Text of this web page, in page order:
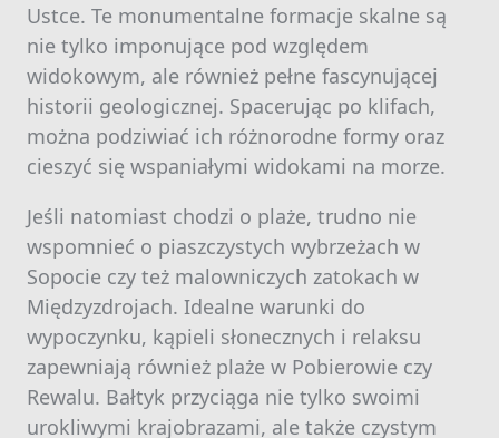
Ustce. Te monumentalne formacje skalne są
nie tylko imponujące pod względem
widokowym, ale również pełne fascynującej
historii geologicznej. Spacerując po klifach,
można podziwiać ich różnorodne formy oraz
cieszyć się wspaniałymi widokami na morze.
Jeśli natomiast chodzi o plaże, trudno nie
wspomnieć o piaszczystych wybrzeżach w
Sopocie czy też malowniczych zatokach w
Międzyzdrojach. Idealne warunki do
wypoczynku, kąpieli słonecznych i relaksu
zapewniają również plaże w Pobierowie czy
Rewalu. Bałtyk przyciąga nie tylko swoimi
urokliwymi krajobrazami, ale także czystym